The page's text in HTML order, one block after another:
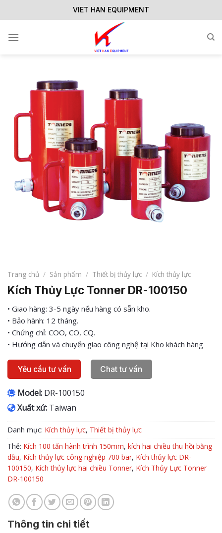
to
VIET HAN EQUIPMENT
Trang chủ / Sản phẩm / Thiết bị thủy lực / Kích thủy lực
Kích Thủy Lực Tonner DR-100150
• Giao hàng: 3-5 ngày nếu hàng có sẵn kho.
• Bảo hành: 12 tháng.
• Chứng chỉ: COO, CO, CQ.
• Hướng dẫn và chuyển giao công nghệ tại Kho khách hàng
Yêu cầu tư vấn Chat tư vấn
Model: DR-100150
Xuất xứ: Taiwan
Danh mục: Kích thủy lực, Thiết bị thủy lực
Thẻ: Kích 100 tấn hành trình 150mm, kích hai chiều thu hồi bằng
dầu, Kích thủy lực công nghiệp 700 bar, Kích thủy lực DR-
100150, Kích thủy lực hai chiều Tonner, Kích Thủy Lực Tonner
DR-100150
Thông tin chi tiết